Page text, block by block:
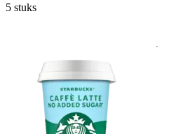
5 stuks